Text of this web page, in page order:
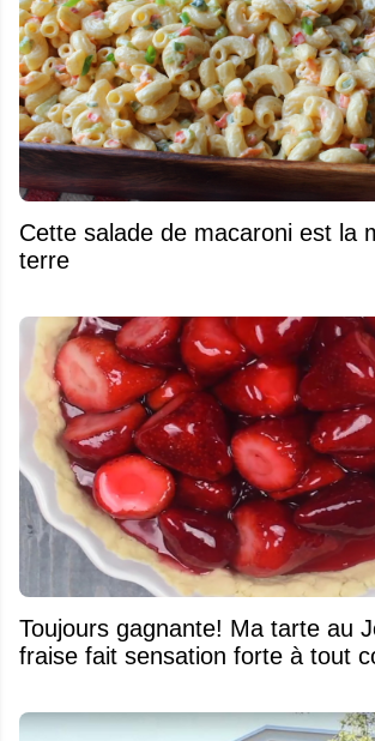
Cette salade de macaroni est la
terre
Toujours gagnante! Ma tarte au
fraise fait sensation forte à tout